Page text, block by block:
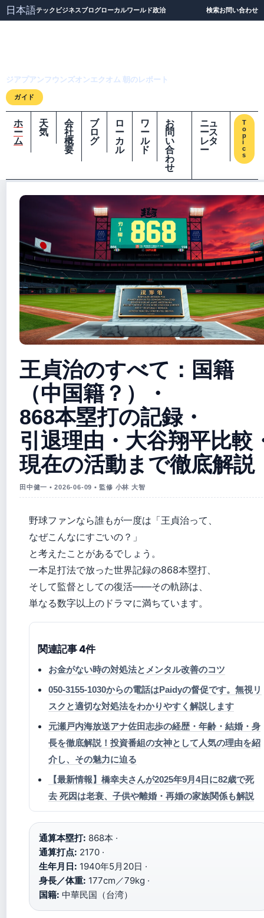
日本語テック ビジネスブログローカルワールド政治 検索お問い合わせ
ジアプアンフウンズオンエクオム 朝のレポート
ガイド
ホ
ー
ム
天
気
会
社
概
要
ブ
ロ
グ
ロ
ー
カ
ル
ワ
ー
ル
ド
お
問
い
合
わ
せ
ニュ
ース
レタ
ー
T
o
p
i
c
s
王貞治のすべて：国籍
（中国籍？）・
868本塁打の記録・
引退理由・大谷翔平比較
現在の活動まで徹底解説
田中健一 • 2026-06-09 • 監修 小林 大智
野球ファンなら誰もが一度は「王貞治って、
なぜこんなにすごいの？」
と考えたことがあるでしょう。
一本足打法で放った世界記録の868本塁打、
そして監督としての復活——その軌跡は、
単なる数字以上のドラマに満ちています。
関連記事 4件
お金がない時の対処法とメンタル改善のコツ
050-3155-1030からの電話はPaidyの督促です。無視リ
スクと適切な対処法をわかりやすく解説します
元瀬戸内海放送アナ佐田志歩の経歴・年齢・結婚・身
長を徹底解説！投資番組の女神として人気の理由を紹
介し、その魅力に迫る
【最新情報】橋幸夫さんが2025年9月4日に82歳で死
去 死因は老衰、子供や離婚・再婚の家族関係も解説
通算本塁打: 868本 ·
通算打点: 2170 ·
生年月日: 1940年5月20日 ·
身長／体重: 177cm／79kg ·
国籍: 中華民国（台湾）